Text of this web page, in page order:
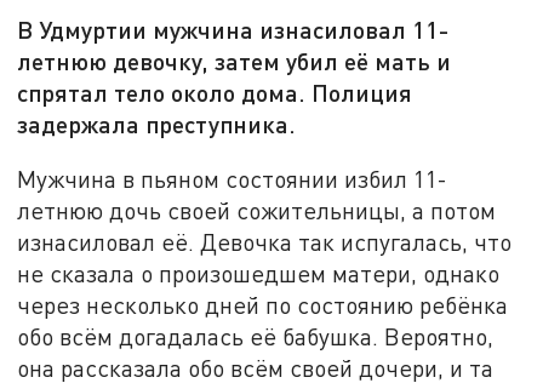
В Удмуртии мужчина изнасиловал 11-
летнюю девочку, затем убил её мать и
спрятал тело около дома. Полиция
задержала преступника.
Мужчина в пьяном состоянии избил 11-
летнюю дочь своей сожительницы, а потом
изнасиловал её. Девочка так испугалась, что
не сказала о произошедшем матери, однако
через несколько дней по состоянию ребёнка
обо всём догадалась её бабушка. Вероятно,
она рассказала обо всём своей дочери, и та